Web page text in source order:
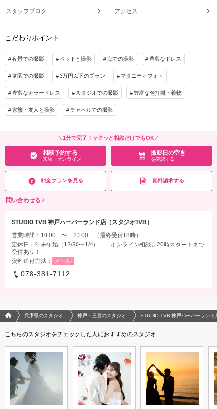
スタッフブログ アクセス
こだわりポイント
夜景での撮影 ペットと撮影 海での撮影 豊富なドレス
庭園での撮影 3万円以下のプラン マタニティフォト
豊富なカラードレス スタジオでの撮影 豊富な色打掛・着物
家族・友人と撮影 チャペルでの撮影
＼1分で完了！サクッと相談だけでもOK／
相談予約する
来店・オンライン
撮影日の空き
を確認する
料金プランを見る 資料請求する
問い合わせる
STUDIO TVB 神戸ハーバーランド店（スタジオTVB）
営業時間：10:00 〜 20:00 （最終受付18時）
定休日：年末年始（12/30〜1/4） オンライン相談は20時スタートまで
受付あり！
資料送付方法：
メール
078-381-7112
フォトウエディング/結婚写真のPhotorait ホーム
兵庫県のスタジオ 神戸・三宮のスタジオ STUDIO TVB 神戸ハーバーランド
こちらのスタジオをチェックした人におすすめのスタジオ